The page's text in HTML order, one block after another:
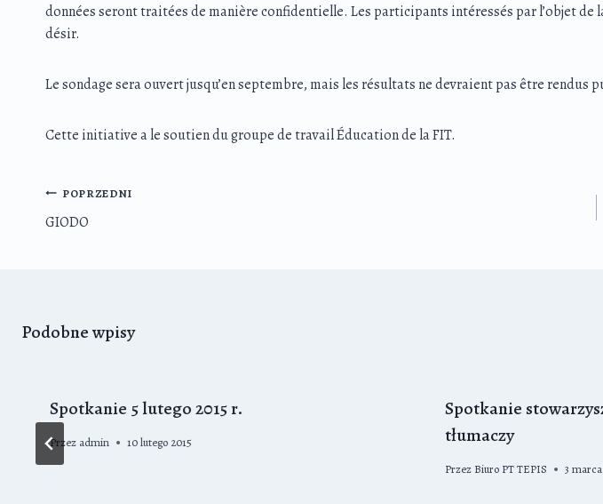
données seront traitées de manière confidentielle. Les participants intéressés par l’objet
désir.
Le sondage sera ouvert jusqu’en septembre, mais les résultats ne devraient pas être
Cette initiative a le soutien du groupe de travail Éducation de la FIT.
Nawigacja
wpisu
POPRZEDNI
GIODO
Podobne wpisy
Spotkanie 5 lutego 2015 r.
Przez admin 10 lutego 2015
Spotkanie
tłumaczy
Przez Biuro PT TEPIS 3